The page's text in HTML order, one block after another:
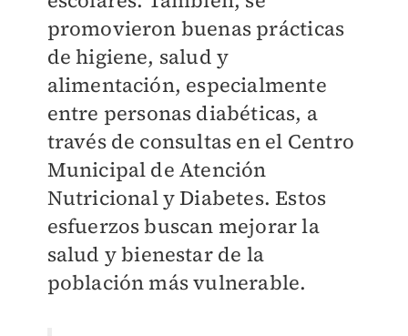
promovieron buenas prácticas
de higiene, salud y
alimentación, especialmente
entre personas diabéticas, a
través de consultas en el Centro
Municipal de Atención
Nutricional y Diabetes. Estos
esfuerzos buscan mejorar la
salud y bienestar de la
población más vulnerable.